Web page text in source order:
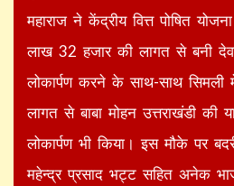
महाराज ने केंद्रीय वित्त पोषित
लाख 32 हजार की लागत से बनी
लोकार्पण करने के साथ-साथ
लागत से बाबा मोहन उत्तराखंडी की
लोकार्पण भी किया। इस मौके पर
महेन्द्र प्रसाद भट्ट सहित अनेक